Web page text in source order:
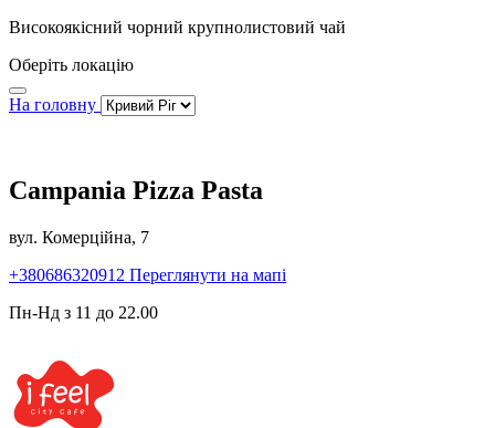
Високоякісний чорний крупнолистовий чай
Оберіть локацію
На головну
Campania Pizza Pasta
вул. Комерційна, 7
+380686320912 Переглянути на мапі
Пн-Нд з 11 до 22.00